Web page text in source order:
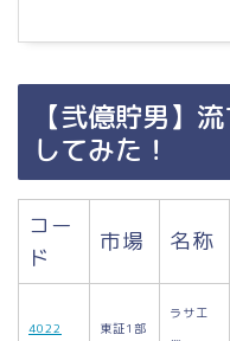
【弐億貯男】
してみた！
コー
ド
市場 名称
4022 東証1部
ラサ工